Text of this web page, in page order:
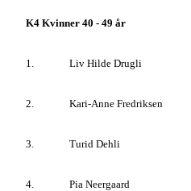
K4 Kvinner 40 - 49 år
1. Liv Hilde Drugli
2. Kari-Anne Fredriksen
3. Turid Dehli
4. Pia Neergaard